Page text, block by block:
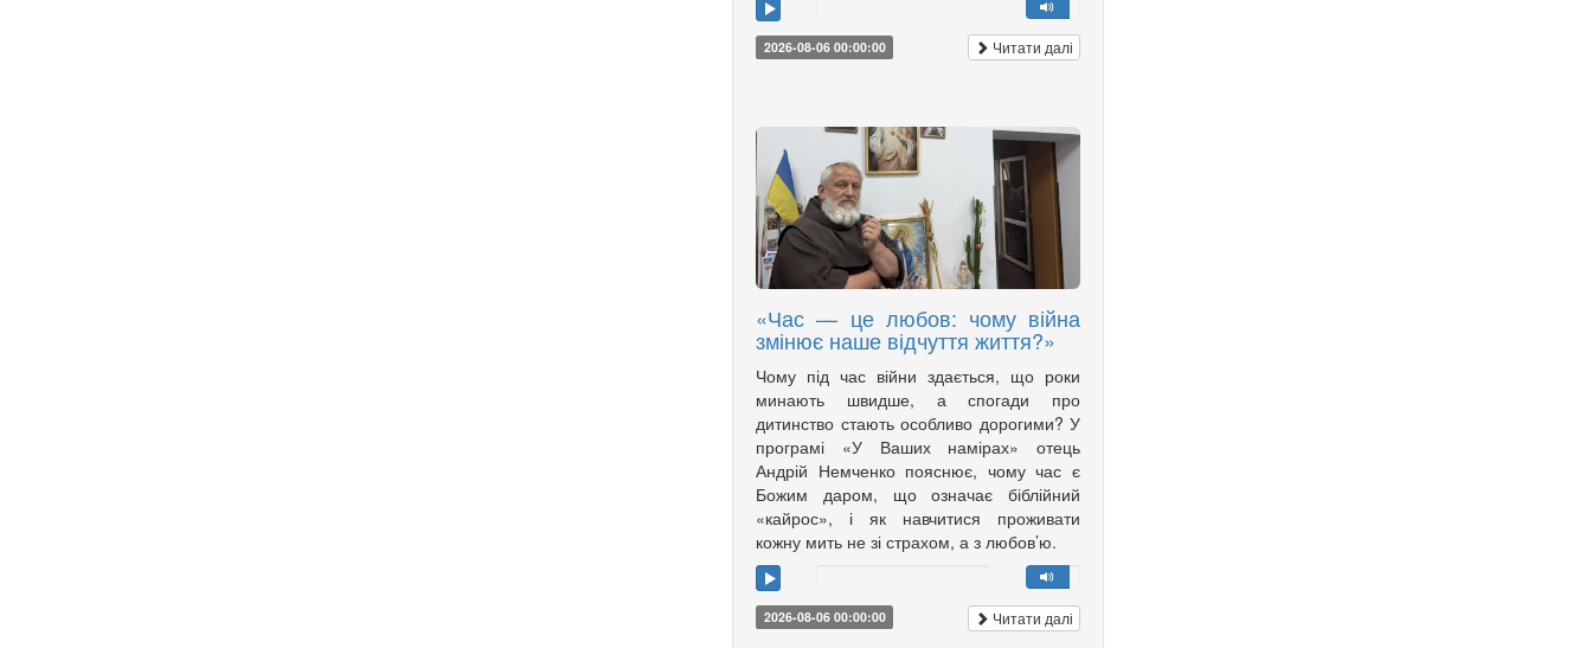
2026-08-06 00:00:00 Читати далі
«Час — це любов: чому війна
змінює наше відчуття життя?»
Чому під час війни здається, що роки
минають швидше, а спогади про
дитинство стають особливо дорогими? У
програмі «У Ваших намірах» отець
Андрій Немченко пояснює, чому час є
Божим даром, що означає біблійний
«кайрос», і як навчитися проживати
кожну мить не зі страхом, а з любов’ю.
2026-08-06 00:00:00 Читати далі